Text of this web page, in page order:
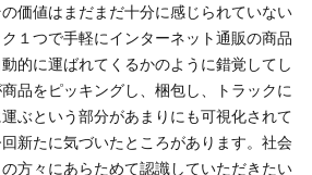
価値はまだまだ十分に感じられていない
１つで手軽にインターネット通販の商品
的に運ばれてくるかのように錯覚してし
品をピッキングし、梱包し、トラックに
ぶという部分があまりにも可視化されて
新たに気づいたところがあります。社会
方々にあらためて認識していただきたい